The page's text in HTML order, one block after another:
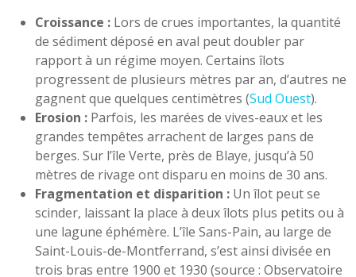
Croissance : Lors de crues importantes, la quantité
de sédiment déposé en aval peut doubler par
rapport à un régime moyen. Certains îlots
progressent de plusieurs mètres par an, d’autres ne
gagnent que quelques centimètres (Sud Ouest).
Erosion : Parfois, les marées de vives-eaux et les
grandes tempêtes arrachent de larges pans de
berges. Sur l’île Verte, près de Blaye, jusqu’à 50
mètres de rivage ont disparu en moins de 30 ans.
Fragmentation et disparition : Un îlot peut se
scinder, laissant la place à deux îlots plus petits ou à
une lagune éphémère. L’île Sans-Pain, au large de
Saint-Louis-de-Montferrand, s’est ainsi divisée en
trois bras entre 1900 et 1930 (source : Observatoire